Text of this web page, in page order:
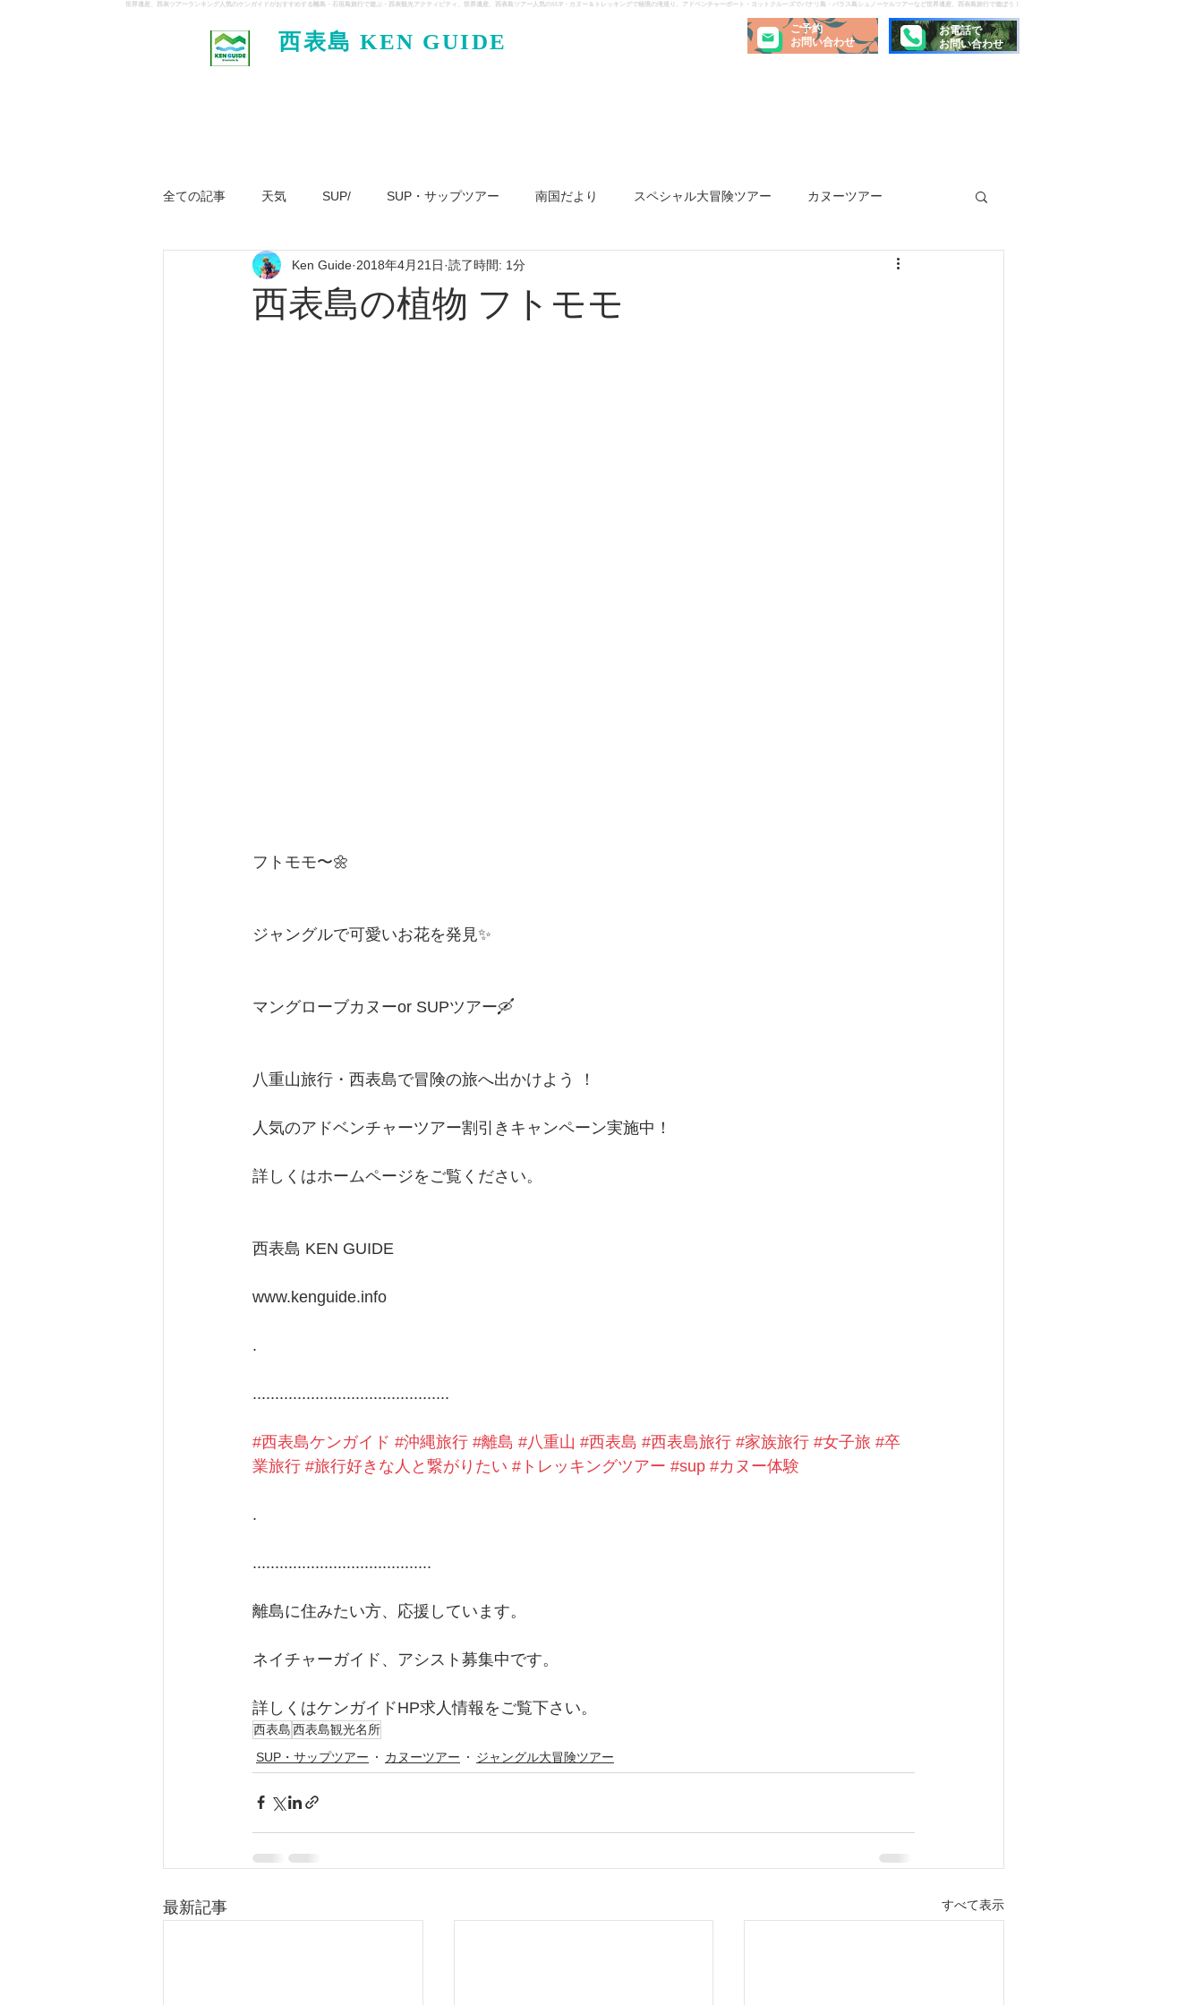
世界遺産、西表ツアーランキング人気のケンガイドがおすすめする離島・石垣島旅行で遊ぶ・西表観光アクティビティ、世界遺産、西表島ツアー人気のSUP・カヌー＆トレッキングで秘境の滝巡り、アドベンチャーボート・ヨットクルーズでパナリ島・バラス島シュノーケルツアーなど世界遺産、西表島旅行で遊ぼう！
西表島 KEN GUIDE
ご予約
お問い合わせ
お電話で
お問い合わせ
全ての記事 天気 SUP/ SUP・サップツアー 南国だより スペシャル大冒険ツアー カヌーツアー
ジャングル大冒険ツアー パナリ島 ヨット
西表島の植物 フトモモ
Ken Guide 2018年4月21日 読了時間: 1分
フトモモ〜🌼
ジャングルで可愛いお花を発見✨
マングローブカヌーor SUPツアー🛶
八重山旅行・西表島で冒険の旅へ出かけよう ！
人気のアドベンチャーツアー割引きキャンペーン実施中！
詳しくはホームページをご覧ください。
西表島 KEN GUIDE
www.kenguide.info
.
............................................
#西表島ケンガイド #沖縄旅行 #離島 #八重山 #西表島 #西表島旅行 #家族旅行 #女子旅 #卒
業旅行 #旅行好きな人と繋がりたい #トレッキングツアー #sup #カヌー体験
.
........................................
離島に住みたい方、応援しています。
ネイチャーガイド、アシスト募集中です。
詳しくはケンガイドHP求人情報をご覧下さい。
西表島西表島観光名所
SUP・サップツアー
カヌーツアー ジャングル大冒険ツアー
最新記事 すべて表示